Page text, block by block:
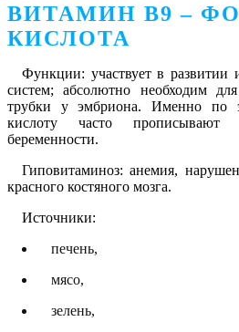
ВИТАМИН В9 –
КИСЛОТА
Функции: участвует в
систем; абсолютно необходим
трубки у эмбриона. Именно по
кислоту часто
беременности.
Гиповитаминоз: анемия,
красного костяного мозга.
Источники:
печень,
мясо,
зелень,